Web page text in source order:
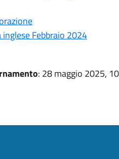
inglese Febbraio 2024
: 28 maggio 2025,